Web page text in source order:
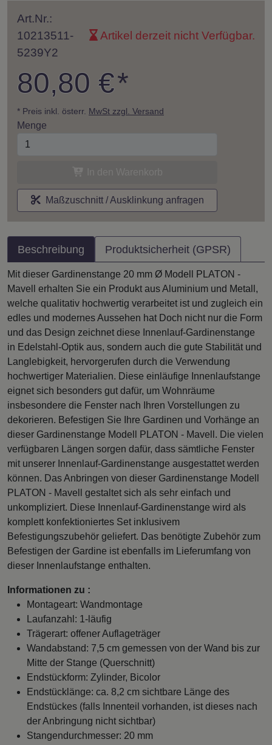
Art.Nr.:
10213511-
5239Y2
Artikel derzeit nicht Verfügbar.
80,80 €*
* Preis inkl. österr. MwSt zzgl. Versand
Menge
Maßzuschnitt / Ausklinkung anfragen
Beschreibung Produktsicherheit (GPSR)
Mit dieser Gardinenstange 20 mm Ø Modell PLATON -
Mavell erhalten Sie ein Produkt aus Aluminium und Metall,
welche qualitativ hochwertig verarbeitet ist und zugleich ein
edles und modernes Aussehen hat Doch nicht nur die Form
und das Design zeichnet diese Innenlauf-Gardinenstange
in Edelstahl-Optik aus, sondern auch die gute Stabilität und
Langlebigkeit, hervorgerufen durch die Verwendung
hochwertiger Materialien. Diese einläufige Innenlaufstange
eignet sich besonders gut dafür, um Wohnräume
insbesondere die Fenster nach Ihren Vorstellungen zu
dekorieren. Befestigen Sie Ihre Gardinen und Vorhänge an
dieser Gardinenstange Modell PLATON - Mavell. Die vielen
verfügbaren Längen sorgen dafür, dass sämtliche Fenster
mit unserer Innenlauf-Gardinenstange ausgestattet werden
können. Das Anbringen von dieser Gardinenstange Modell
PLATON - Mavell gestaltet sich als sehr einfach und
unkompliziert. Diese Innenlauf-Gardinenstange wird als
komplett konfektioniertes Set inklusivem
Befestigungszubehör geliefert. Das benötigte Zubehör zum
Befestigen der Gardine ist ebenfalls im Lieferumfang von
dieser Innenlaufstange enthalten.
Informationen zu :
Montageart: Wandmontage
Laufanzahl: 1-läufig
Trägerart: offener Auflageträger
Wandabstand: 7,5 cm gemessen von der Wand bis zur
Mitte der Stange (Querschnitt)
Endstückform: Zylinder, Bicolor
Endstücklänge: ca. 8,2 cm sichtbare Länge des
Endstückes (falls Innenteil vorhanden, ist dieses nach
der Anbringung nicht sichtbar)
Stangendurchmesser: 20 mm